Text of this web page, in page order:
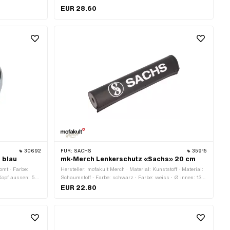
Befestigungsart: Ringe · Abstand zueinander: 100 mm ·
EUR 28.60
30692
blau
· Farbe:
aussen: 55
FÜR: SACHS 35915
mk-Merch Lenkerschutz «Sachs» 20 cm
Hersteller: mofakult Merch · Material: Kunststoff · Material:
Schaumstoff · Farbe: schwarz · Farbe: weiss · Ø innen: 13
mm · Ø aussen: 40 mm · Gesamtlänge: 200 mm
EUR 22.80